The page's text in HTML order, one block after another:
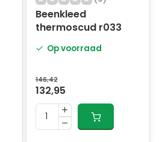
Beenkleed
thermoscud r033
Op voorraad
146,42
132,95